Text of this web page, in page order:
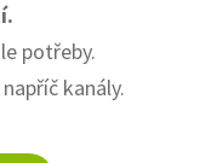
potřeby.
napříč kanály.